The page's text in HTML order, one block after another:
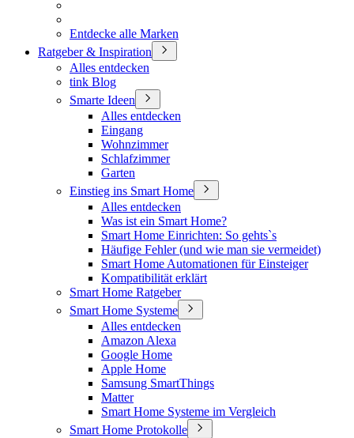
Entdecke alle Marken
Ratgeber & Inspiration
Alles entdecken
tink Blog
Smarte Ideen
Alles entdecken
Eingang
Wohnzimmer
Schlafzimmer
Garten
Einstieg ins Smart Home
Alles entdecken
Was ist ein Smart Home?
Smart Home Einrichten: So gehts`s
Häufige Fehler (und wie man sie vermeidet)
Smart Home Automationen für Einsteiger
Kompatibilität erklärt
Smart Home Ratgeber
Smart Home Systeme
Alles entdecken
Amazon Alexa
Google Home
Apple Home
Samsung SmartThings
Matter
Smart Home Systeme im Vergleich
Smart Home Protokolle